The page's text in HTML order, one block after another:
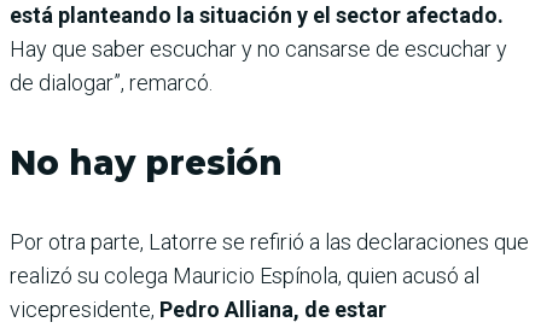
está planteando la situación y el sector afectado.
Hay que saber escuchar y no cansarse de escuchar y
de dialogar”, remarcó.
No hay presión
Por otra parte, Latorre se refirió a las declaraciones que
realizó su colega Mauricio Espínola, quien acusó al
vicepresidente, Pedro Alliana, de estar